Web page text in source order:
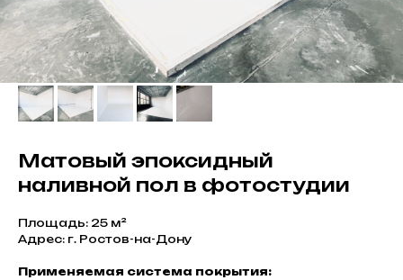
Матовый эпоксидный
наливной пол в фотостудии
Площадь: 25 м²
Адрес: г. Ростов-на-Дону
Применяемая система покрытия: